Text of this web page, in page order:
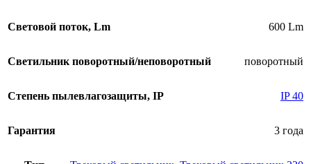
Световой поток, Lm 600 Lm
Светильник поворотный/неповоротный поворотный
Cтепень пылевлагозащиты, IP IP 40
Гарантия 3 года